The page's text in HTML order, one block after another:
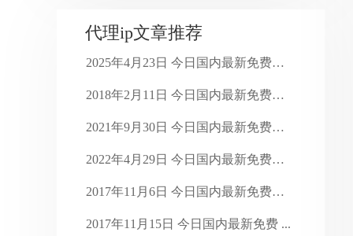
26 2025年4月
27 2025年3月
28 2025年2月
16 2025年1月
28 2024年4月
30 2024年3月
29 2024年2月
代理ip文章推荐
2025年4月23日 今日国内最新免费代 ...
2018年2月11日 今日国内最新免费代 ...
2021年9月30日 今日国内最新免费代 ...
2022年4月29日 今日国内最新免费代 ...
2017年11月6日 今日国内最新免费代 ...
2017年11月15日 今日国内最新免费 ...